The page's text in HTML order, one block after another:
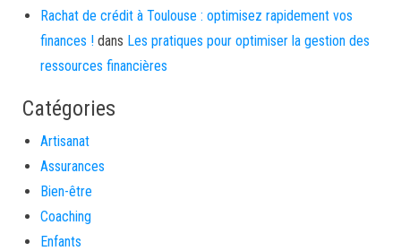
Rachat de crédit à Toulouse : optimisez rapidement vos
finances ! dans Les pratiques pour optimiser la gestion des
ressources financières
Catégories
Artisanat
Assurances
Bien-être
Coaching
Enfants